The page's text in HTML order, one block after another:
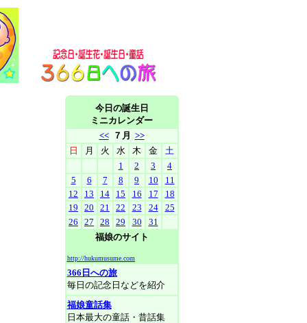
今日の誕生日
ミニカレンダー
<<
７月 >>
日
月 火 水 木 金
土
1
2 3
4
5
6 7 8 9 10
11
12
13 14 15 16 17
18
19
20 21 22 23 24
25
26
27 28 29 30
31
福娘のサイト
http://hukumusume.com
366日への旅
毎日の記念日などを紹介
福娘童話集
日本最大の童話・昔話集